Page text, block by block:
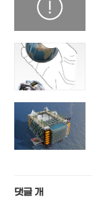
댓글 개